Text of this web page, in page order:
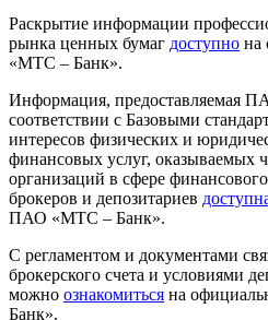
Раскрытие информации
рынка ценных бумаг доступно на
«МТС – Банк».
Информация, предоставляемая
соответствии с Базовыми
интересов физических и
финансовых услуг, оказываемых
организаций в сфере
брокеров и депозитариев
ПАО «МТС – Банк».
С регламентом и документами
брокерского счета и условиями
можно ознакомиться на
Банк».